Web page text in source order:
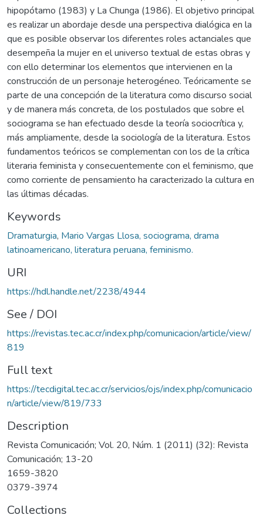
hipopótamo (1983) y La Chunga (1986). El objetivo principal
es realizar un abordaje desde una perspectiva dialógica en la
que es posible observar los diferentes roles actanciales que
desempeña la mujer en el universo textual de estas obras y
con ello determinar los elementos que intervienen en la
construcción de un personaje heterogéneo. Teóricamente se
parte de una concepción de la literatura como discurso social
y de manera más concreta, de los postulados que sobre el
sociograma se han efectuado desde la teoría sociocrítica y,
más ampliamente, desde la sociología de la literatura. Estos
fundamentos teóricos se complementan con los de la crítica
literaria feminista y consecuentemente con el feminismo, que
como corriente de pensamiento ha caracterizado la cultura en
las últimas décadas.
Keywords
Dramaturgia, Mario Vargas Llosa, sociograma, drama
latinoamericano, literatura peruana, feminismo.
URI
https://hdl.handle.net/2238/4944
See / DOI
https://revistas.tec.ac.cr/index.php/comunicacion/article/view/
819
Full text
https://tecdigital.tec.ac.cr/servicios/ojs/index.php/comunicacio
n/article/view/819/733
Description
Revista Comunicación; Vol. 20, Núm. 1 (2011) (32): Revista
Comunicación; 13-20
1659-3820
0379-3974
Collections